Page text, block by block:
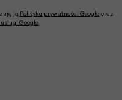
ją Polityka prywatności Google oraz
Google.